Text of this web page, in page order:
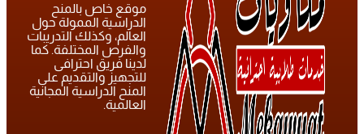
موقع خاص بالمنح
الدراسية الممولة حول
العالم، وكذلك التدريبات
والفرص المختلفة. كما
لدينا فريق احترافى
للتجهيز والتقديم على
المنح الدراسية المجانية
العالمية.